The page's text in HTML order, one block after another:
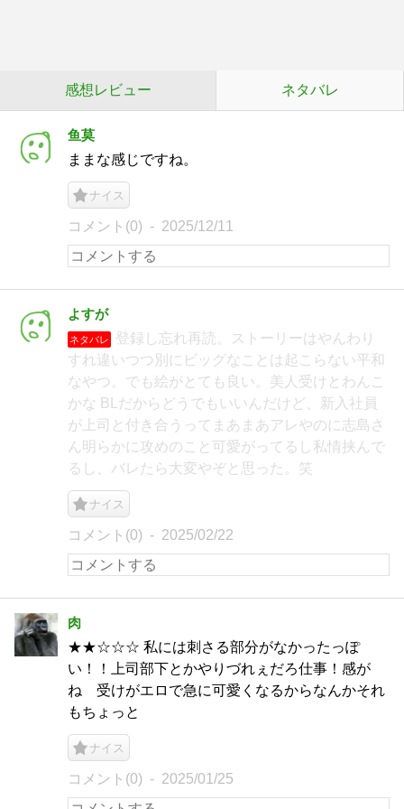
感想レビュー ネタバレ
鱼莫
ままな感じですね。
ナイス
コメント(0) 2025/12/11
よすが
ネタバレ
登録し忘れ再読。ストーリーはやんわり
すれ違いつつ別にビッグなことは起こらない平和
なやつ。でも絵がとても良い。美人受けとわんこ
かな BLだからどうでもいいんだけど、新入社員
が上司と付き合うってまあまあアレやのに志島さ
ん明らかに攻めのこと可愛がってるし私情挟んで
るし、バレたら大変やぞと思った。笑
ナイス
コメント(0) 2025/02/22
肉
★★☆☆☆ 私には刺さる部分がなかったっぽ
い！！上司部下とかやりづれぇだろ仕事！感が
ね 受けがエロで急に可愛くなるからなんかそれ
もちょっと
ナイス
コメント(0) 2025/01/25